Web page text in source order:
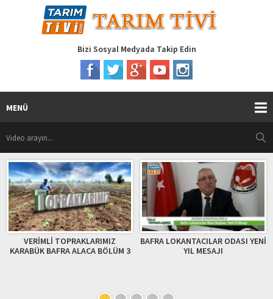
Bizi Sosyal Medyada Takip Edin
MENÜ
VERİMLİ TOPRAKLARIMIZ
KARABÜK BAFRA ALACA BÖLÜM 3
BAFRA LOKANTACILAR ODASI YENİ
YIL MESAJI